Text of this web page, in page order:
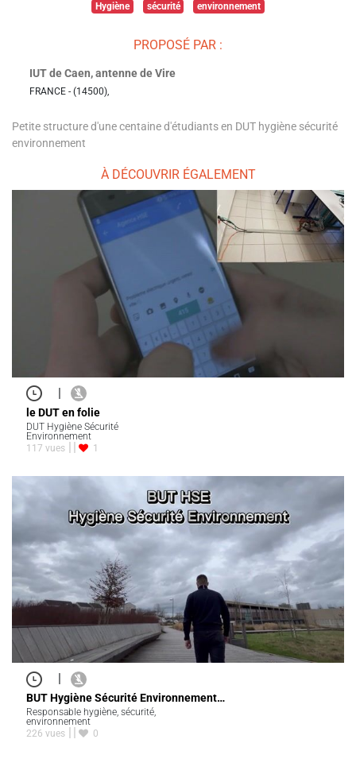
Hygiène sécurité environnement
PROPOSÉ PAR :
IUT de Caen, antenne de Vire
FRANCE - (14500),
Petite structure d'une centaine d'étudiants en DUT hygiène sécurité
environnement
À DÉCOUVRIR ÉGALEMENT
|
le DUT en folie
DUT Hygiène Sécurité
Environnement
117 vues
1
|
BUT Hygiène Sécurité Environnement…
Responsable hygiène, sécurité,
environnement
226 vues
0